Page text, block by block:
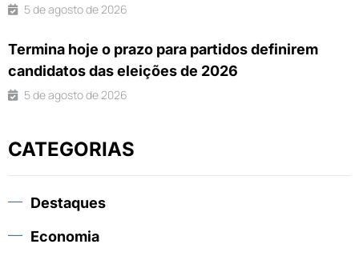
5 de agosto de 2026
Termina hoje o prazo para partidos definirem
candidatos das eleições de 2026
5 de agosto de 2026
CATEGORIAS
Destaques
Economia